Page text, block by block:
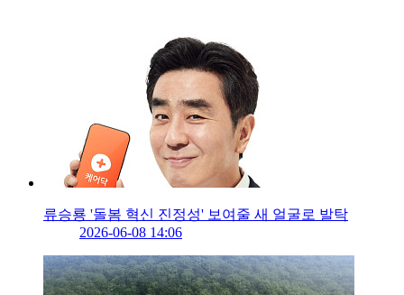
류승룡 '돌봄 혁신 진정성' 보여줄 새 얼굴로 발탁
2026-06-08 14:06